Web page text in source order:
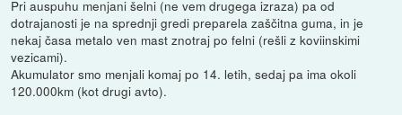
Pri auspuhu menjani šelni (ne vem drugega izraza) pa od
dotrajanosti je na sprednji gredi preparela zaščitna guma, in je
nekaj časa metalo ven mast znotraj po felni (rešli z koviinskimi
vezicami).
Akumulator smo menjali komaj po 14. letih, sedaj pa ima okoli
120.000km (kot drugi avto).